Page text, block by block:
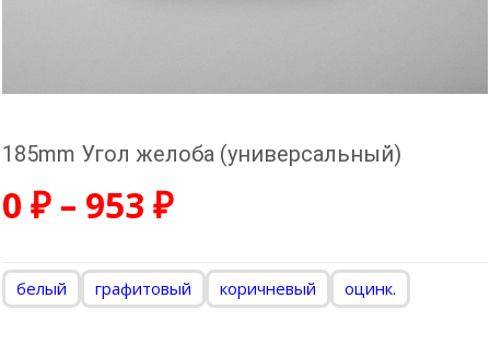
185mm Угол желоба (универсальный)
0 ₽ – 953 ₽
белый графитовый коричневый оцинк.